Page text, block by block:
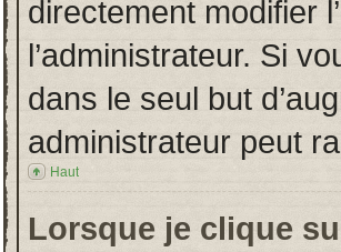
directement modifier
l’administrateur. Si
dans le seul but
administrateur peut
Haut
Lorsque je clique